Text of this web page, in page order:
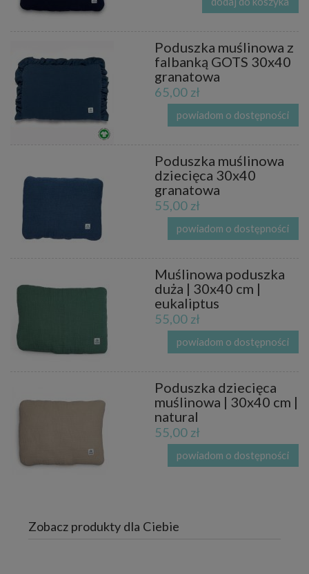
Poduszka muślinowa z
falbanką GOTS 30x40
granatowa
65,00 zł
powiadom o dostępności
Poduszka muślinowa
dziecięca 30x40
granatowa
55,00 zł
powiadom o dostępności
Muślinowa poduszka
duża | 30x40 cm |
eukaliptus
55,00 zł
powiadom o dostępności
Poduszka dziecięca
muślinowa | 30x40 cm |
natural
55,00 zł
powiadom o dostępności
Zobacz produkty dla Ciebie